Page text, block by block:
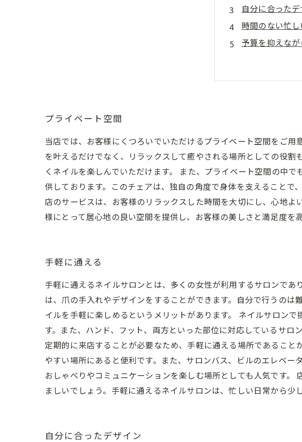
自分に合った
時間のない忙
予算を抑えな
プライベート空間
当店では、お客様にくつろいでいただけるプライベート空間をご
を叶えるだけでなく、リラックスして癒やされる場所としての役
くネイルを楽しんでいただけます。 また、プライベート空間の中
供しております。このチェアは、独自の角度で身体を支えること
店のサービスは、お客様のリラックスした時間を大切にし、心地
様にとって居心地の良い空間を提供し、お客様の美しさと満足度を
手軽に通える
手軽に通えるネイルサロンとは、多くの女性が利用するサロンで
は、爪の手入れやデザインをすることができます。自分で行うの
イルを手軽に楽しめるというメリットがあります。 ネイルサロン
す。また、ハンド、フット、両方といった部位に対応しているサロ
定期的に来店することが必要なため、手軽に通える場所であるこ
やすい場所にあると便利です。また、サロンバス、ビルのエレベー
おしゃべりやコミュニケーションを楽しむ場所としても人気です
ましいでしょう。手軽に通えるネイルサロンは、忙しい日常から少
自分に合ったデザイン